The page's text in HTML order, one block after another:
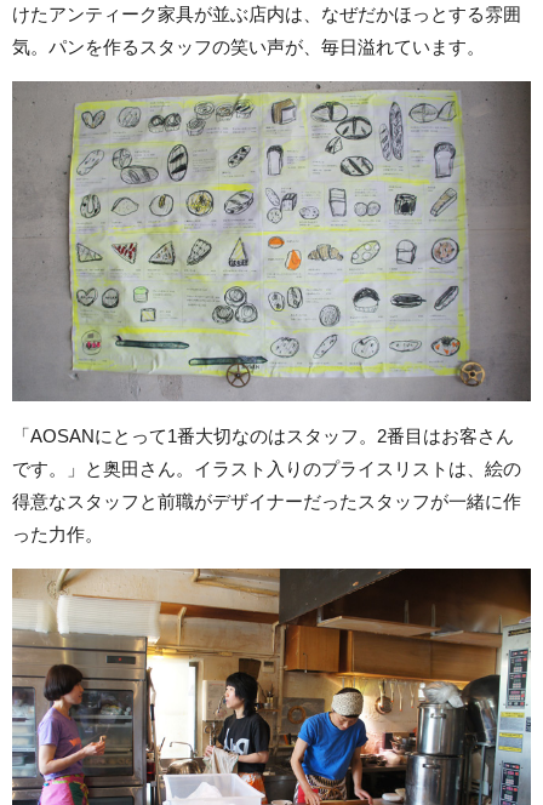
けたアンティーク家具が並ぶ店内は、なぜだかほっとする雰囲
気。パンを作るスタッフの笑い声が、毎日溢れています。
「AOSANにとって1番大切なのはスタッフ。2番目はお客さん
です。」と奥田さん。イラスト入りのプライスリストは、絵の
得意なスタッフと前職がデザイナーだったスタッフが一緒に作
った力作。